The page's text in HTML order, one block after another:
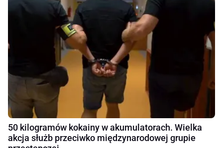
50 kilogramów kokainy w akumulatorach. Wielka
akcja służb przeciwko międzynarodowej grupie